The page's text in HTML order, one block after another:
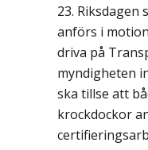
Riksdagen
anförs i
driva på
myndigheten
ska tillse att
krockdockor